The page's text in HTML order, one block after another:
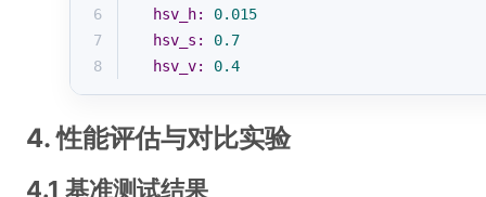
6 hsv_h:
0.015
7
hsv_s:
0.7
8
hsv_v: 0.4
4. 性能评估与对比实验
4.1 基准测试结果